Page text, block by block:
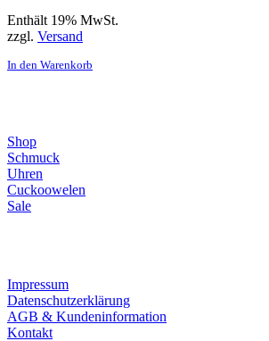
Enthält 19% MwSt.
zzgl. Versand
In den Warenkorb
Shop
Schmuck
Uhren
Cuckoowelen
Sale
Impressum
Datenschutzerklärung
AGB & Kundeninformation
Kontakt